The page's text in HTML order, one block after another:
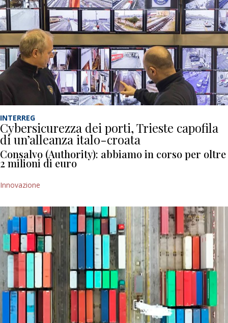
INTERREG
Cybersicurezza dei porti, Trieste capofila
di un’alleanza italo-croata
Consalvo (Authority): abbiamo in corso per oltre
2 milioni di euro
Innovazione